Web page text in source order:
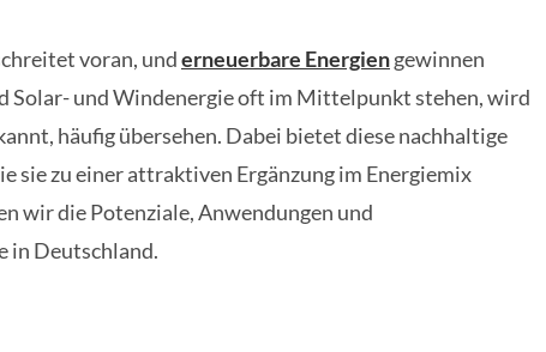
voran, underneuerbare Energiengewinnen
Solar- und Windenergie oft im Mittelpunkt stehen, wird
häufig übersehen. Dabei bietet diese nachhaltige
sie zu einer attraktiven Ergänzung im Energiemix
wir die Potenziale, Anwendungen und
in Deutschland.